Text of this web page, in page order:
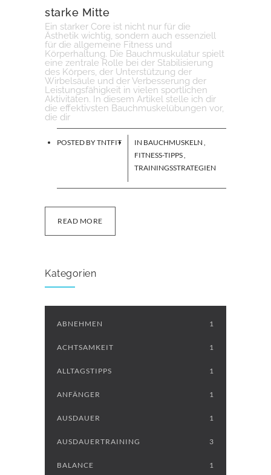
starke Mitte
Ein starker Core ist nicht nur für die
Ästhetik wichtig, sondern auch essenziell
für die allgemeine Fitness und
Körperhaltung. Die Bauchmuskulatur spielt
eine zentrale Rolle bei der Stabilisierung
des Körpers, der Unterstützung der
Wirbelsäule und der Verbesserung der
Leistungsfähigkeit in vielen sportlichen
Aktivitäten. In diesem Artikel stelle ich dir
die effektivsten Bauchmuskelübungen vor,
die dir
READ MORE
POSTED BYTNTFIT IN BAUCHMUSKELN
FITNESS-TIPPS
TRAININGSSTRATEGIEN
Kategorien
ABNEHMEN 1
ACHTSAMKEIT 1
ALLTAGSTIPPS 1
ANFÄNGER 1
AUSDAUER 1
AUSDAUERTRAINING 3
BALANCE 1